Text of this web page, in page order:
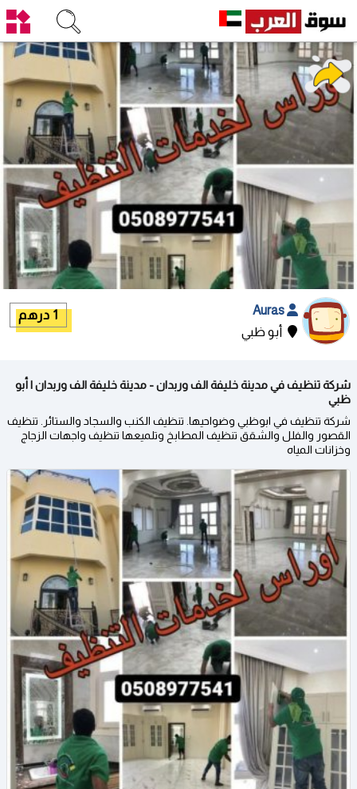
أبو ظبي
1 درهم
شركة تنظيف في مدينة خليفة الف وربدان - مدينة خليفة الف وربدان | أبو
ظبي
شركة تنظيف في ابوظبي وضواحيها. تنظيف الكنب والسجاد والستائر. تنظيف
القصور والفلل والشقق تنظيف المطابخ وتلميعها تنظيف واجهات الزجاج
وخزانات المياه